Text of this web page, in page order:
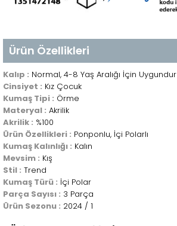
Ürün Özellikleri
Kalıp : Normal, 4-8 Yaş Aralığı İçin Uygundur
Cinsiyet : Kız Çocuk
Kumaş Tipi : Örme
Materyal : Akrilik
Akrilik : %100
Ürün Özellikleri : Ponponlu, İçi Polarlı
Kumaş Kalınlığı : Kalın
Mevsim : Kış
Stil : Trend
Kumaş Türü : İçi Polar
Parça Sayısı : 3 Parça
Ürün Sezonu : 2024 / 1